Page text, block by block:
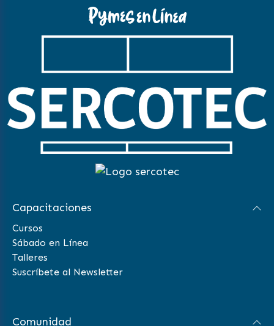
Capacitaciones
Cursos
Sábado en Línea
Talleres
Suscríbete al Newsletter
Comunidad